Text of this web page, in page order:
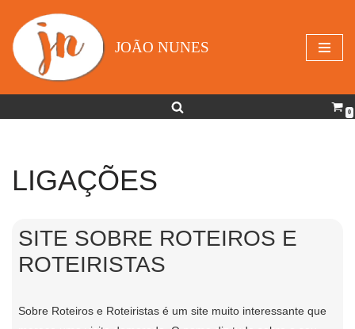
Avançar
para
JOÃO NUNES
0
LIGAÇÕES
SITE SOBRE ROTEIROS E
ROTEIRISTAS
Sobre Roteiros e Roteiristas é um site muito interessante que